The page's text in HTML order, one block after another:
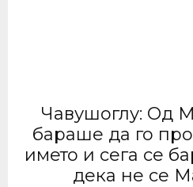
Чавушоглу: Oд
бараше да го
името и сега се
дека не се